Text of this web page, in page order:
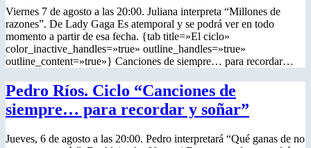
Viernes 7 de agosto a las 20:00. Juliana interpreta “Millones de
razones”. De Lady Gaga Es atemporal y se podrá ver en todo
momento a partir de esa fecha. {tab title=»El ciclo»
color_inactive_handles=»true» outline_handles=»true»
outline_content=»true»} Canciones de siempre… para recordar…
Pedro Ríos. Ciclo “Canciones de
siempre… para recordar y soñar”
Jueves, 6 de agosto a las 20:00. Pedro interpretará “Qué ganas de no